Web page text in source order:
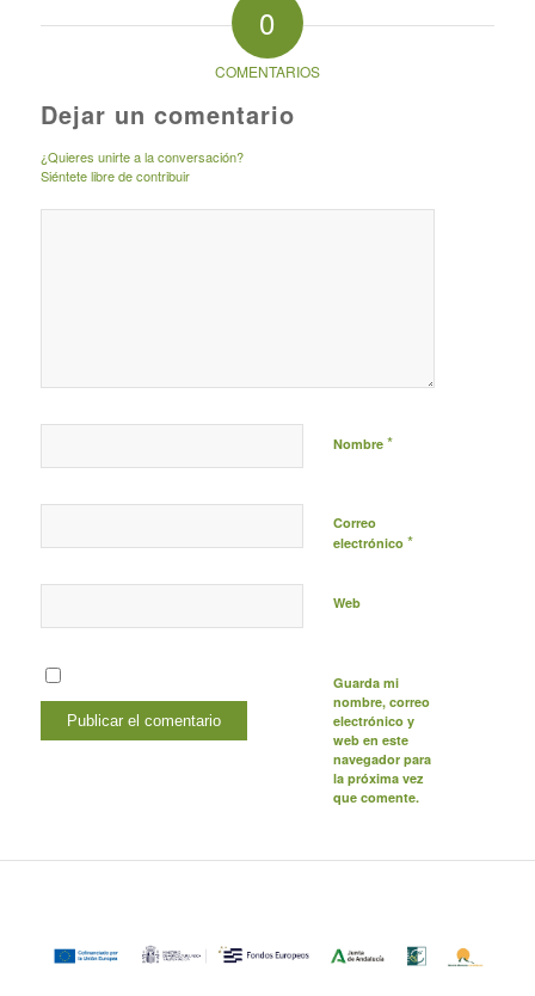
0
COMENTARIOS
Dejar un comentario
¿Quieres unirte a la conversación?
Siéntete libre de contribuir
Nombre *
Correo
electrónico *
Web
Guarda mi
nombre, correo
electrónico y
web en este
navegador para
la próxima vez
que comente.